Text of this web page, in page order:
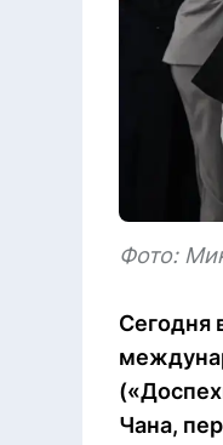
Фото:
Сегодня
Чана,